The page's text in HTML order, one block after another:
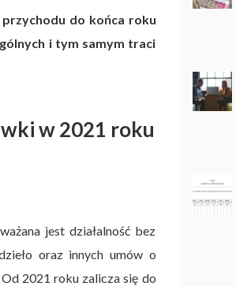
do końca roku
i tym samym traci
w 2021 roku
jest działalność bez
oraz innych umów o
2021 roku zalicza się do